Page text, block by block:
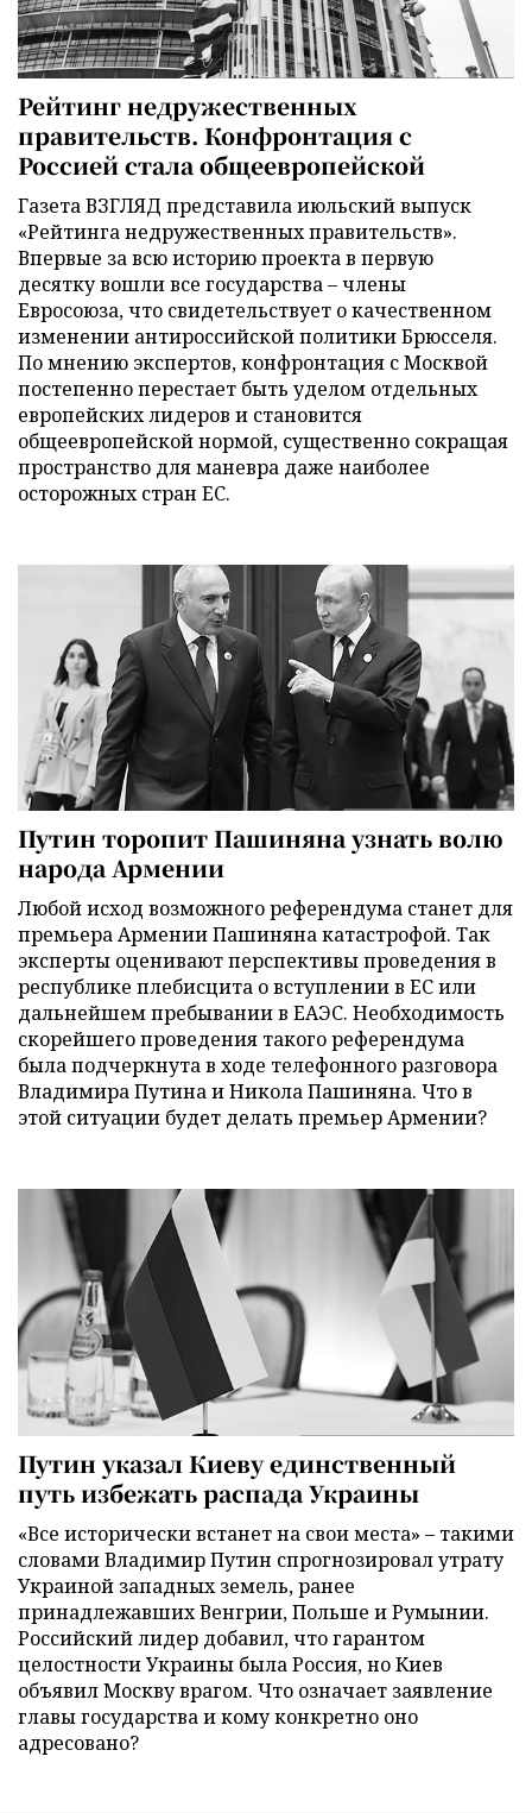
Рейтинг недружественных
правительств. Конфронтация с
Россией стала общеевропейской
Газета ВЗГЛЯД представила июльский выпуск
«Рейтинга недружественных правительств».
Впервые за всю историю проекта в первую
десятку вошли все государства – члены
Евросоюза, что свидетельствует о качественном
изменении антироссийской политики Брюсселя.
По мнению экспертов, конфронтация с Москвой
постепенно перестает быть уделом отдельных
европейских лидеров и становится
общеевропейской нормой, существенно сокращая
пространство для маневра даже наиболее
осторожных стран ЕС.
Путин торопит Пашиняна узнать волю
народа Армении
Любой исход возможного референдума станет для
премьера Армении Пашиняна катастрофой. Так
эксперты оценивают перспективы проведения в
республике плебисцита о вступлении в ЕС или
дальнейшем пребывании в ЕАЭС. Необходимость
скорейшего проведения такого референдума
была подчеркнута в ходе телефонного разговора
Владимира Путина и Никола Пашиняна. Что в
этой ситуации будет делать премьер Армении?
Путин указал Киеву единственный
путь избежать распада Украины
«Все исторически встанет на свои места» – такими
словами Владимир Путин спрогнозировал утрату
Украиной западных земель, ранее
принадлежавших Венгрии, Польше и Румынии.
Российский лидер добавил, что гарантом
целостности Украины была Россия, но Киев
объявил Москву врагом. Что означает заявление
главы государства и кому конкретно оно
адресовано?